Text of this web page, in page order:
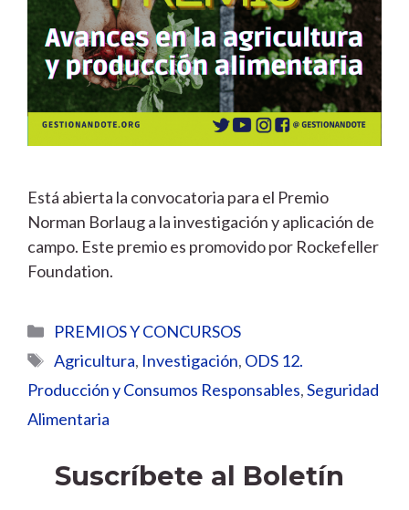
Está abierta la convocatoria para el Premio
Norman Borlaug a la investigación y aplicación de
campo. Este premio es promovido por Rockefeller
Foundation.
Categorías
PREMIOS Y CONCURSOS
Etiquetas
Agricultura, Investigación, ODS 12.
Producción y Consumos Responsables,Seguridad
Alimentaria
Suscríbete al Boletín